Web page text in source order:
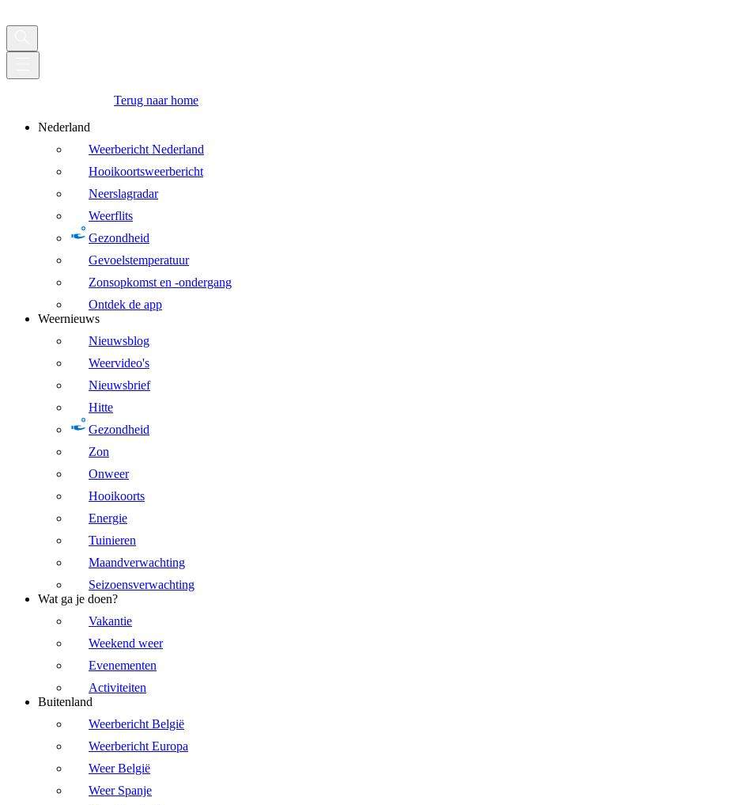
Terug naar home
Nederland
Weerbericht Nederland
Hooikoortsweerbericht
Neerslagradar
Weerflits
Gezondheid
Gevoelstemperatuur
Zonsopkomst en -ondergang
Ontdek de app
Weernieuws
Nieuwsblog
Weervideo's
Nieuwsbrief
Hitte
Gezondheid
Zon
Onweer
Hooikoorts
Energie
Tuinieren
Maandverwachting
Seizoensverwachting
Wat ga je doen?
Vakantie
Weekend weer
Evenementen
Activiteiten
Buitenland
Weerbericht België
Weerbericht Europa
Weer België
Weer Spanje